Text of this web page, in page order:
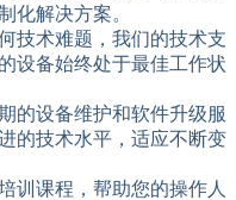
化解决方案。
技术难题，我们的技术支
设备始终处于最佳工作状
的设备维护和软件升级服
的技术水平，适应不断变
训课程，帮助您的操作人